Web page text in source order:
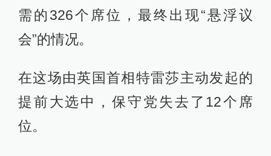
需的326个席位，最终出现“悬浮议
会”的情况。
在这场由英国首相特雷莎主动发起的
提前大选中，保守党失去了12个席
位。